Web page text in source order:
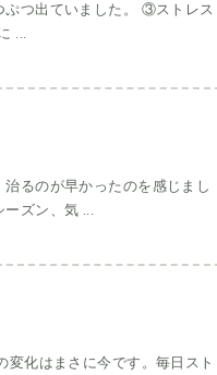
つ出ていました。 ③ストレス
...
のが早かったのを感じまし
ズン、気 ...
化はまさに今です。毎日スト